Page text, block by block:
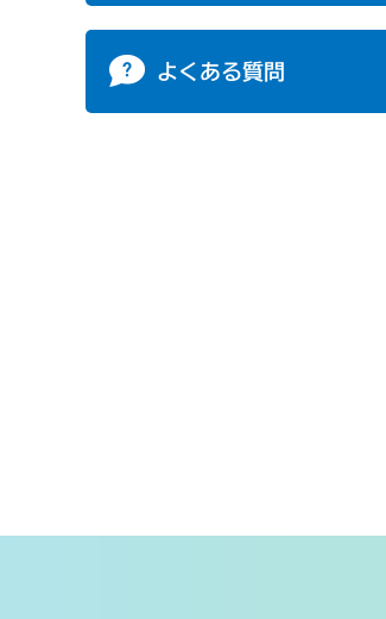
よくある質問